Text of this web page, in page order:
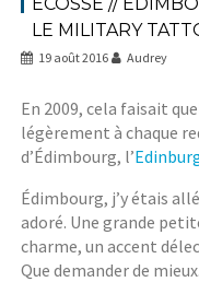
LE MILITARY
19 août 2016 Audrey
En 2009, cela faisait
légèrement à chaque
d’Édimbourg, l’
Édimbourg, j’y étais
adoré. Une grande
charme, un accent
Que demander de mieux.